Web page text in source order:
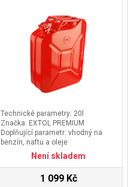
Technické parametry: 20l
Značka: EXTOL PREMIUM
Doplňující parametr: vhodný na
benzín, naftu a oleje
Není skladem
1 099 Kč